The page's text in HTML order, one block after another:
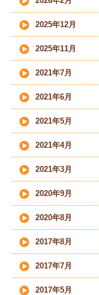
2025年12月
2025年11月
2021年7月
2021年6月
2021年5月
2021年4月
2021年3月
2020年9月
2020年8月
2017年8月
2017年7月
2017年5月